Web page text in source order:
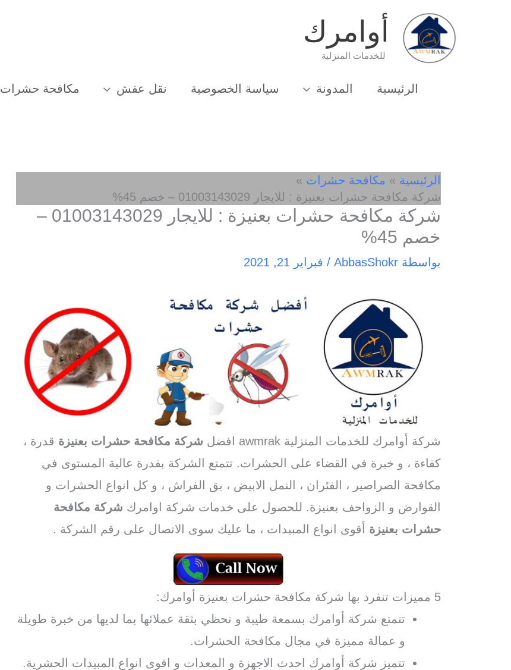
أوامرك
للخدمات المنزلية
الرئيسية المدونة سياسة الخصوصية نقل عفش مكافحة حشرات
الرئيسية
مكافحة حشرات
شركة مكافحة حشرات بعنيزة : للايجار 01003143029 – خصم 45%
شركة مكافحة حشرات بعنيزة : للايجار 01003143029 –
خصم 45%
بواسطة AbbasShokr
/ فبراير 21, 2021
شركة أوامرك للخدمات المنزلية awmrak افضل شركة مكافحة حشرات بعنيزة قدرة ،
كفاءة ، و خبرة في القضاء على الحشرات. تتمتع الشركة بقدرة عالية المستوى في
مكافحة الصراصير ، الفئران ، النمل الابيض ، بق الفراش ، و كل انواع الحشرات و
القوارض و الزواحف بعنيزة. للحصول على خدمات شركة اوامرك شركة مكافحة
حشرات بعنيزة أقوى انواع المبيدات ، ما عليك سوى الاتصال على رقم الشركة .
5 مميزات تنفرد بها شركة مكافحة حشرات بعنيزة أوامرك:
تتمتع شركة أوامرك بسمعة طيبة و تحظي بثقة عملائها بما لديها من خبرة طويلة
و عمالة مميزة في مجال مكافحة الحشرات.
تتميز شركة أوامرك احدث الاجهزة و المعدات و اقوى انواع المبيدات الحشرية.